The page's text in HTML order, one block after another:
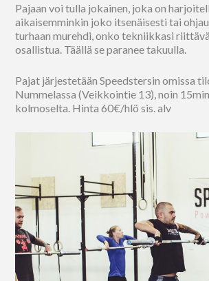
Pajaan voi tulla jokainen, joka on
aikaisemminkin joko itsenäisesti tai
turhaan murehdi, onko tekniikkasi
osallistua. Täällä se paranee takuulla.
Pajat järjestetään Speedstersin omissa
Nummelassa (Veikkointie 13), noin
kolmoselta. Hinta 60€/hlö sis. alv